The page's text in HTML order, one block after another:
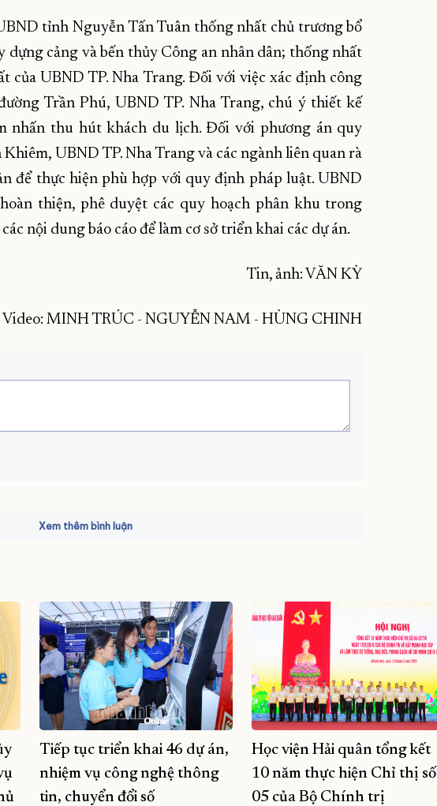
tỉnh Nguyễn Tấn Tuân thống nhất chủ trương bổ
dựng cảng và bến thủy Công an nhân dân; thống nhất
của UBND TP. Nha Trang. Đối với việc xác định công
Trần Phú, UBND TP. Nha Trang, chú ý thiết kế
nhấn thu hút khách du lịch. Đối với phương án quy
UBND TP. Nha Trang và các ngành liên quan rà
để thực hiện phù hợp với quy định pháp luật. UBND
thiện, phê duyệt các quy hoạch phân khu trong
nội dung báo cáo để làm cơ sở triển khai các dự án.
Tin, ảnh: VĂN KỲ
Video: MINH TRÚC - NGUYỄN NAM - HÙNG CHINH
Xem thêm bình luận
Tiếp tục triển khai 46 dự án,
nhiệm vụ công nghệ thông
tin, chuyển đổi số
Học viện Hải quân tổng kết
10 năm thực hiện Chỉ thị số
05 của Bộ Chính trị